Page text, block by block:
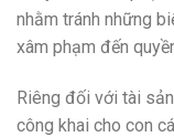
nhằm tránh những
xâm phạm đến
Riêng đối với tài
công khai cho con